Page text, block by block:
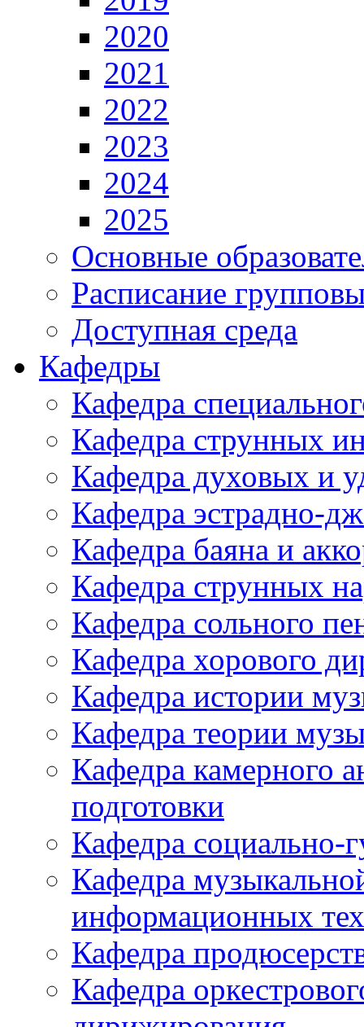
2020
2021
2022
2023
2024
2025
Основные
Расписание
Доступная среда
Кафедры
Кафедра
Кафедра струнных
Кафедра духовых и
Кафедра эстрадно-
Кафедра баяна и
Кафедра струнных
Кафедра сольного
Кафедра хорового
Кафедра истории
Кафедра теории
Кафедра камерного
подготовки
Кафедра социально-
Кафедра
информационных
Кафедра
Кафедра